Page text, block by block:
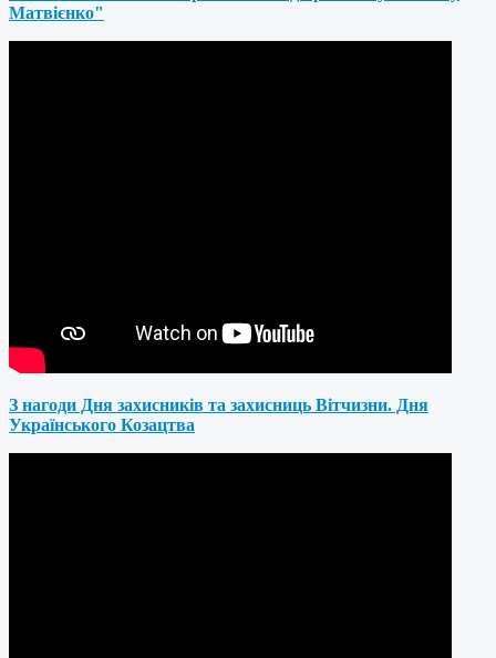
Матвієнко"
З нагоди Дня захисників та захисниць Вітчизни. Дня
Українського Козацтва